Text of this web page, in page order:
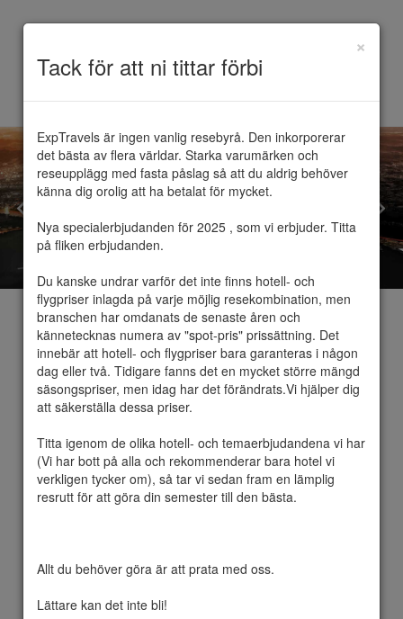
Tack för att ni tittar förbi
×
ExpTravels är ingen vanlig resebyrå. Den inkorporerar
det bästa av flera världar. Starka varumärken och
reseupplägg med fasta påslag så att du aldrig behöver
känna dig orolig att ha betalat för mycket.
Nya specialerbjudanden för 2025 , som vi erbjuder. Titta
på fliken erbjudanden.
Du kanske undrar varför det inte finns hotell- och
flygpriser inlagda på varje möjlig resekombination, men
branschen har omdanats de senaste åren och
kännetecknas numera av "spot-pris" prissättning. Det
innebär att hotell- och flygpriser bara garanteras i någon
dag eller två. Tidigare fanns det en mycket större mängd
säsongspriser, men idag har det förändrats.Vi hjälper dig
att säkerställa dessa priser.
Titta igenom de olika hotell- och temaerbjudandena vi har
(Vi har bott på alla och rekommenderar bara hotel vi
verkligen tycker om), så tar vi sedan fram en lämplig
resrutt för att göra din semester till den bästa.
Allt du behöver göra är att prata med oss.
Lättare kan det inte bli!
Oslo
Stadens historia kan spåras tillbaka över
1000 år. Oslo grundades 1048, av kungen
Harald Hardråde. Staden blev Norges
brand gammel Oslo, och staden flyttades
från fästningen vid Akershus. Staden bytte